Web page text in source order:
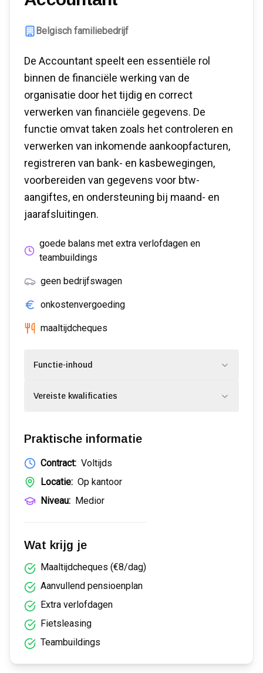
Belgisch familiebedrijf
De Accountant speelt een essentiële rol
binnen de financiële werking van de
organisatie door het tijdig en correct
verwerken van financiële gegevens. De
functie omvat taken zoals het controleren en
verwerken van inkomende aankoopfacturen,
registreren van bank- en kasbewegingen,
voorbereiden van gegevens voor btw-
aangiftes, en ondersteuning bij maand- en
jaarafsluitingen.
goede balans met extra verlofdagen en
teambuildings
geen bedrijfswagen
onkostenvergoeding
maaltijdcheques
Functie-inhoud
Vereiste kwalificaties
Praktische informatie
Contract: Voltijds
Locatie: Op kantoor
Niveau: Medior
Wat krijg je
Maaltijdcheques (€8/dag)
Aanvullend pensioenplan
Extra verlofdagen
Fietsleasing
Teambuildings